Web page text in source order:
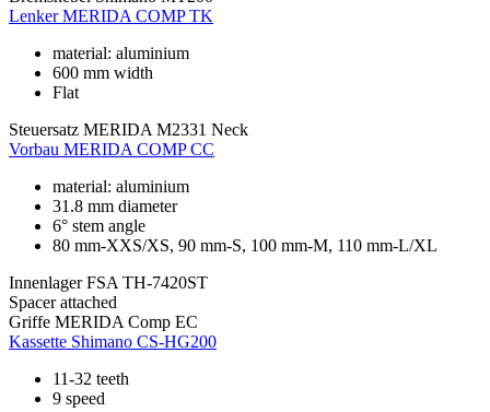
Lenker MERIDA COMP TK
material: aluminium
600 mm width
Flat
Steuersatz MERIDA M2331 Neck
Vorbau MERIDA COMP CC
material: aluminium
31.8 mm diameter
6° stem angle
80 mm-XXS/XS, 90 mm-S, 100 mm-M, 110 mm-L/XL
Innenlager FSA TH-7420ST
Spacer attached
Griffe MERIDA Comp EC
Kassette Shimano CS-HG200
11-32 teeth
9 speed